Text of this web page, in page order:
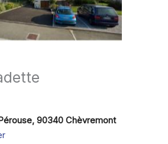
90340 Chèvremont